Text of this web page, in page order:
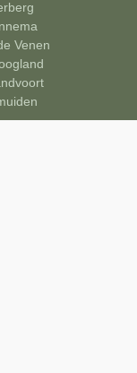
Venen